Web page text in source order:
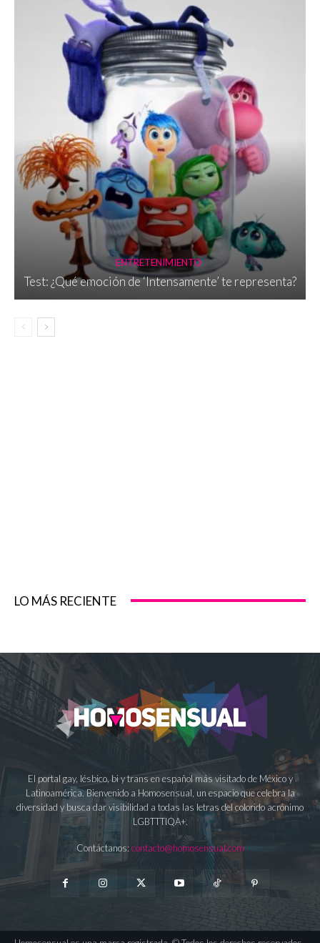
ENTRETENIMIENTO
Test: ¿Qué emoción de ‘Intensamente’ te representa?
LO MÁS RECIENTE
El portal gay, lésbico, bi y trans en español más visitado de México y
Latinoamérica. Bienvenido a Homosensual, un espacio que celebra la
diversidad y busca dar visibilidad a todas las letras del colorido acrónimo
LGBTTTIQA+.
Contáctanos: contacto@homosensual.com